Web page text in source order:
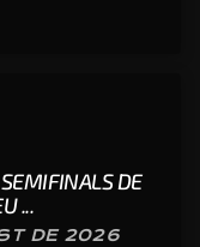
SEMIFINALS DE
...
DE 2026